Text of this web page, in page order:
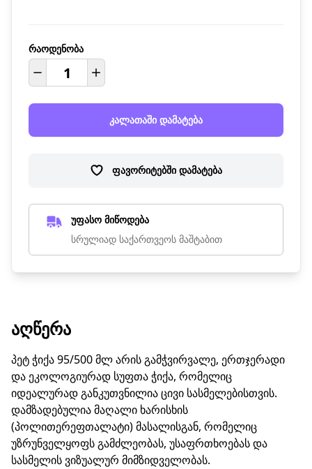
რაოდენობა
კალათაში დამატება
ფავორიტებში დამატება
უფასო მიწოდება
სრულიად საქართვეოს მაშტაბით
ᲐᲦᲬᲔᲠᲐ
პეტ ჭიქა 95/500 მლ არის გამჭვირვალე, ერთჯერადი
და ეკოლოგიურად სუფთა ჭიქა, რომელიც
იდეალურად განკუთვნილია ცივი სასმელებისთვის.
დამზადებულია მაღალი ხარისხის
(პოლითერეფთალატი) მასალისგან, რომელიც
უზრუნველყოფს გამძლეობას, უსაფრთხოებას და
სასმელის ვიზუალურ მიმზიდველობას.